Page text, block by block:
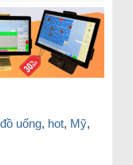
uống, hot, Mỹ,